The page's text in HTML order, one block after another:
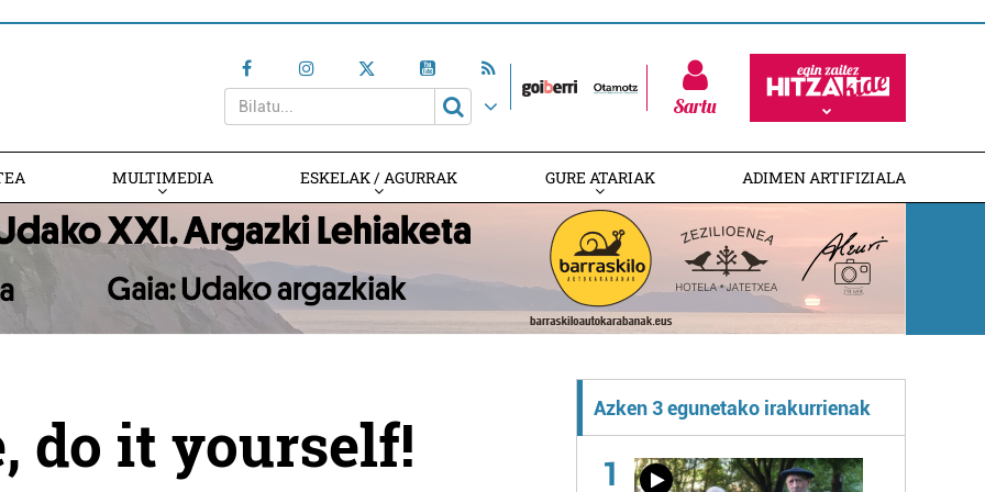
Sartu
MULTIMEDIA ESKELAK / AGURRAK GURE ATARIAK ADIMEN ARTIFIZIALA
do it yourself! Azken 3 egunetako irakurrienak
1